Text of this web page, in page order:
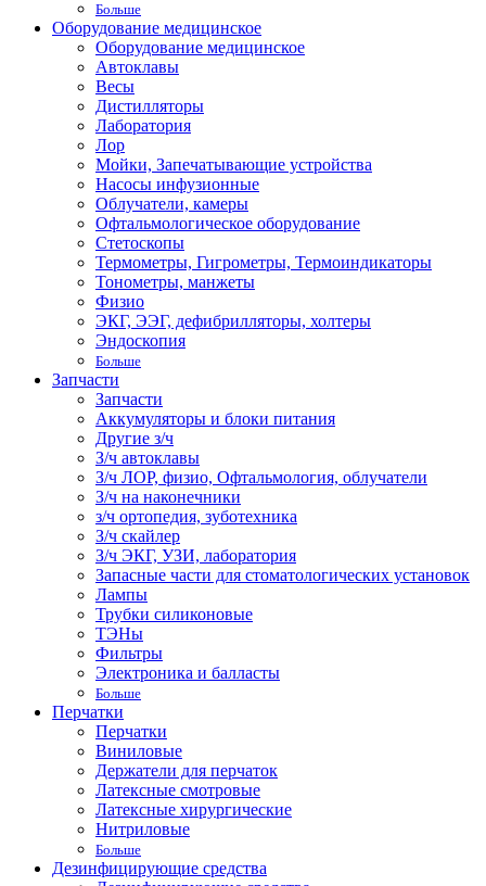
Больше
Оборудование медицинское
Оборудование медицинское
Автоклавы
Весы
Дистилляторы
Лаборатория
Лор
Мойки, Запечатывающие устройства
Насосы инфузионные
Облучатели, камеры
Офтальмологическое оборудование
Стетоскопы
Термометры, Гигрометры, Термоиндикаторы
Тонометры, манжеты
Физио
ЭКГ, ЭЭГ, дефибрилляторы, холтеры
Эндоскопия
Больше
Запчасти
Запчасти
Аккумуляторы и блоки питания
Другие з/ч
З/ч автоклавы
З/ч ЛОР, физио, Офтальмология, облучатели
З/ч на наконечники
з/ч ортопедия, зуботехника
З/ч скайлер
З/ч ЭКГ, УЗИ, лаборатория
Запасные части для стоматологических установок
Лампы
Трубки силиконовые
ТЭНы
Фильтры
Электроника и балласты
Больше
Перчатки
Перчатки
Виниловые
Держатели для перчаток
Латексные смотровые
Латексные хирургические
Нитриловые
Больше
Дезинфицирующие средства